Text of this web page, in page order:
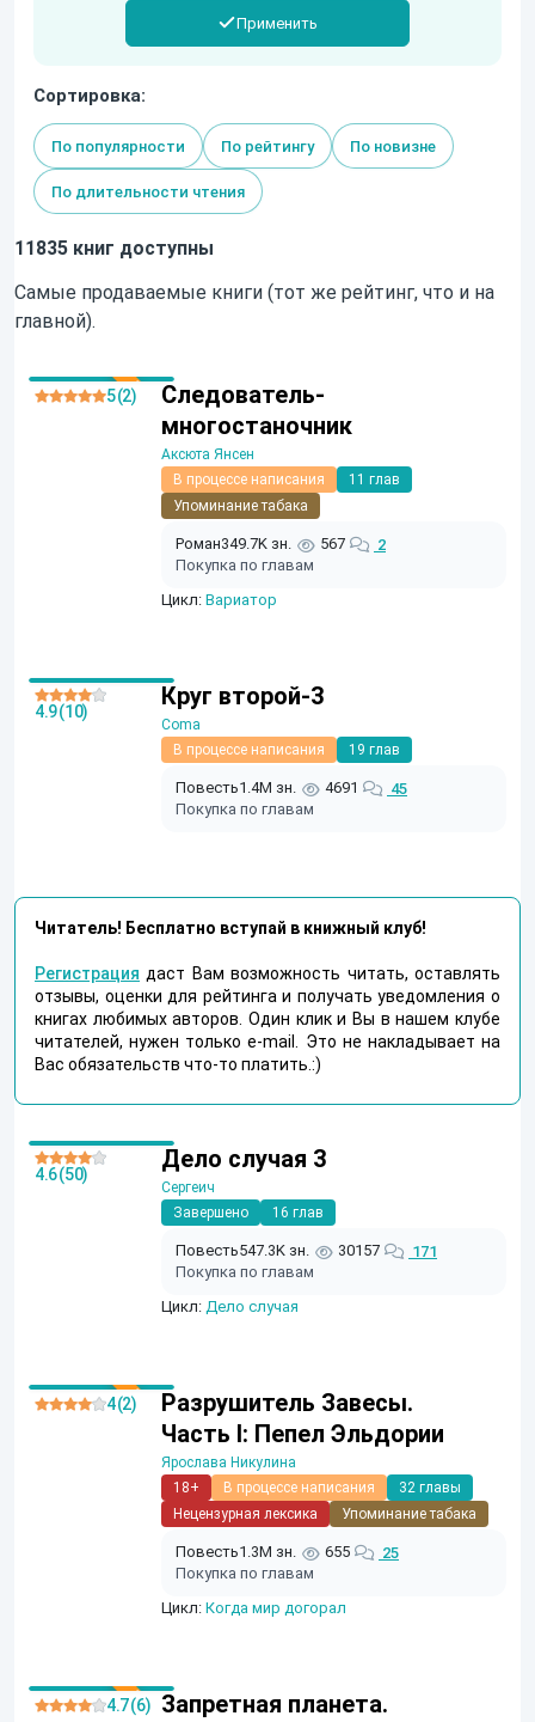
Применить
Сортировка:
По популярности По рейтингу По новизне
По длительности чтения
11835 книг доступны
Самые продаваемые книги (тот же рейтинг, что и на
главной).
Следователь-
многостаночник
Аксюта Янсен
В процессе написания
11 глав
Упоминание табака
Роман349.7K зн. 567
2
Покупка по главам
Цикл: Вариатор
5 (2)
Круг второй-3
Coma
В процессе написания
19 глав
Повесть1.4M зн. 4691
45
Покупка по главам
4.9 (10)
Читатель! Бесплатно вступай в книжный клуб!
Регистрация даст Вам возможность читать, оставлять
отзывы, оценки для рейтинга и получать уведомления о
книгах любимых авторов. Один клик и Вы в нашем клубе
читателей, нужен только e-mail. Это не накладывает на
Вас обязательств что-то платить.:)
Дело случая 3
Сергеич
Завершено
16 глав
Повесть547.3K зн. 30157
171
Покупка по главам
Цикл: Дело случая
4.6 (50)
Разрушитель Завесы.
Часть I: Пепел Эльдории
Ярослава Никулина
18+
В процессе написания
32 главы
Нецензурная лексика
Упоминание табака
Повесть1.3M зн. 655
25
Покупка по главам
Цикл: Когда мир догорал
4 (2)
Запретная планета.
4.7 (6)